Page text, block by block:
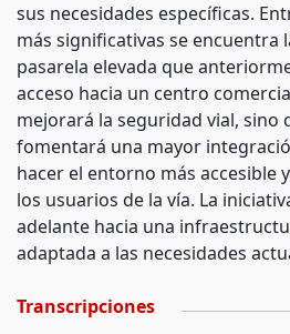
sus necesidades específicas.
más significativas se encuentra
pasarela elevada que
acceso hacia un centro
mejorará la seguridad vial, sino
fomentará una mayor
hacer el entorno más accesible
los usuarios de la vía. La
adelante hacia una
adaptada a las necesidades
Transcripciones